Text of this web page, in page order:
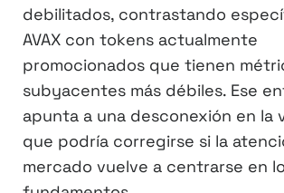
debilitados, contrastando
AVAX con tokens actualmente
promocionados que tienen
subyacentes más débiles. Ese
apunta a una desconexión en la
que podría corregirse si la
mercado vuelve a centrarse en